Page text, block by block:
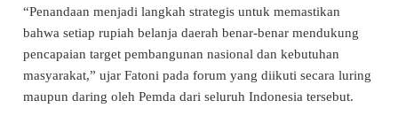
“Penandaan menjadi langkah strategis untuk memastikan
bahwa setiap rupiah belanja daerah benar-benar mendukung
pencapaian target pembangunan nasional dan kebutuhan
masyarakat,” ujar Fatoni pada forum yang diikuti secara luring
maupun daring oleh Pemda dari seluruh Indonesia tersebut.